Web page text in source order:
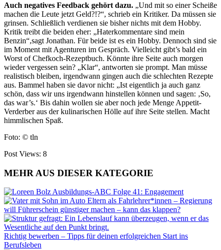
Auch negatives Feedback gehört dazu. „Und mit so einer Scheiße
machen die Leute jetzt Geld?!?“, schrieb ein Kritiker. Da müssen sie
grinsen. Schließlich verdienen sie bisher nichts mit dem Hobby.
Kritik treibt die beiden eher: „Haterkommentare sind mein
Benzin“,sagt Jonathan. Für beide ist es ein Hobby. Dennoch sind sie
im Moment mit Agenturen im Gespräch. Vielleicht gibt’s bald ein
Worst of Chefkoch-Rezeptbuch. Könnte ihre Seite auch morgen
wieder vergessen sein? „Klar“, antworten sie prompt. Man müsse
realistisch bleiben, irgendwann gingen auch die schlechten Rezepte
aus. Bammel haben sie davor nicht: „Ist eigentlich ja auch ganz
schön, dass wir uns irgendwann hinstellen können und sagen: ‚So,
das war’s.‘ Bis dahin wollen sie aber noch jede Menge Appetit-
Verderber aus der kulinarischen Hölle auf ihre Seite stellen. Macht
himmlischen Spaß.
Foto: © tln
Post Views: 8
MEHR AUS DIESER KATEGORIE
Ausbildungs-ABC Folge 41: Engagement
Eltern als Fahrlehrer*innen – Regierung
will Führerschein günstiger machen – kann das klappen?
Richtig bewerben – Tipps für deinen erfolgreichen Start ins
Berufsleben